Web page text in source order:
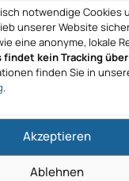
notwendige Cookies
unserer Website
eine anonyme, lokale
findet kein Tracking
finden Sie in
.
Akzeptieren
Ablehnen
GmbH